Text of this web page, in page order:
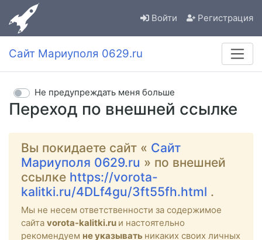
Войти Регистрация
Сайт Мариуполя 0629.ru
Переход по внешней ссылке
Не предупреждать меня больше
Вы покидаете сайт « Сайт
Мариуполя 0629.ru » по внешней
ссылке https://vorota-
kalitki.ru/4DLf4gu/3ft55fh.html .
Мы не несем ответственности за содержимое
сайта vorota-kalitki.ru и настоятельно
рекомендуем не указывать никаких своих личных